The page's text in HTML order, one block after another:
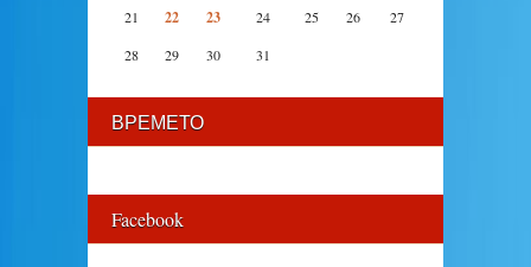
21
22 23 24 25 26
27
28
29 30 31
ВРЕМЕТО
Facebook